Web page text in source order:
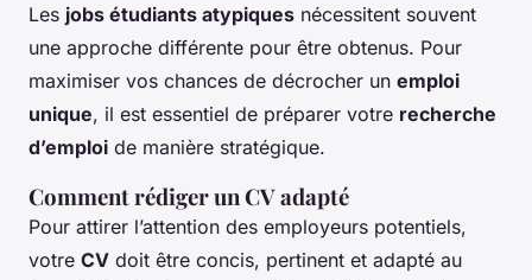
Les jobs étudiants atypiques nécessitent souvent
une approche différente pour être obtenus. Pour
maximiser vos chances de décrocher un emploi
unique, il est essentiel de préparer votre recherche
d’emploi de manière stratégique.
Comment rédiger un CV adapté
Pour attirer l’attention des employeurs potentiels,
votre CV doit être concis, pertinent et adapté au